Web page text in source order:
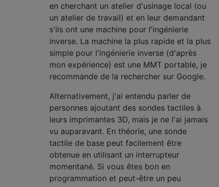
en cherchant un atelier d'usinage local (ou
un atelier de travail) et en leur demandant
s'ils ont une machine pour l'ingénierie
inverse. La machine la plus rapide et la plus
simple pour l'ingénierie inverse (d'après
mon expérience) est une MMT portable, je
recommande de la rechercher sur Google.
Alternativement, j'ai entendu parler de
personnes ajoutant des sondes tactiles à
leurs imprimantes 3D, mais je ne l'ai jamais
vu auparavant. En théorie, une sonde
tactile de base peut facilement être
obtenue en utilisant un interrupteur
momentané. Si vous êtes bon en
programmation et peut-être un peu